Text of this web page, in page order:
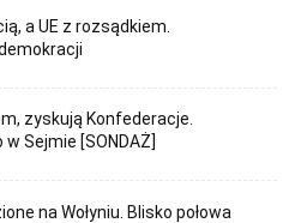
a UE z rozsądkiem.
zyskują Konfederacje.
Sejmie [SONDAŻ]
na Wołyniu. Blisko połowa